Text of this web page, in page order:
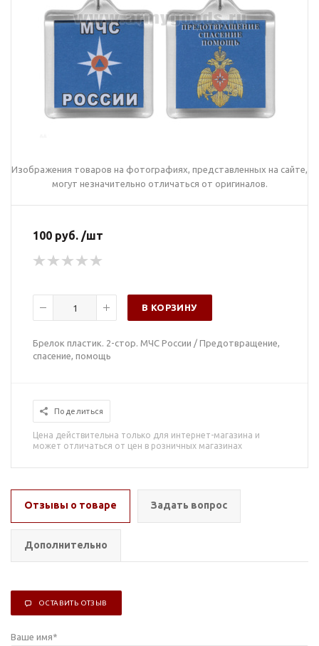
Изображения товаров на фотографиях, представленных на сайте,
могут незначительно отличаться от оригиналов.
100 руб. /шт
В КОРЗИНУ
Брелок пластик. 2-стор. МЧС России / Предотвращение,
спасение, помощь
Поделиться
Цена действительна только для интернет-магазина и
может отличаться от цен в розничных магазинах
Отзывы о товаре Задать вопрос
Дополнительно
ОСТАВИТЬ ОТЗЫВ
Ваше имя*